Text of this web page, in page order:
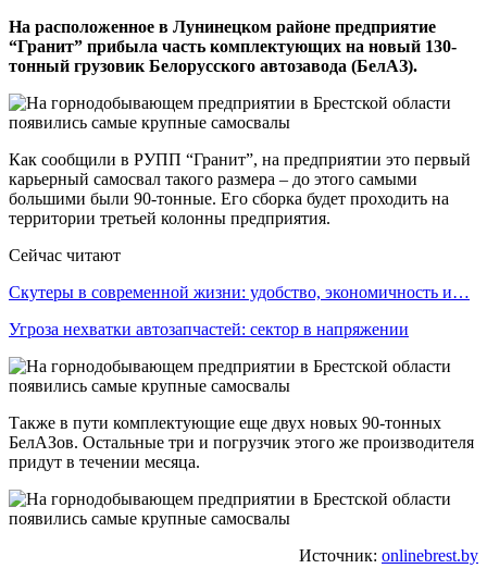
На расположенное в Лунинецком районе предприятие
“Гранит” прибыла часть комплектующих на новый 130-
тонный грузовик Белорусского автозавода (БелАЗ).
Как сообщили в РУПП “Гранит”, на предприятии это первый
карьерный самосвал такого размера – до этого самыми
большими были 90-тонные. Его сборка будет проходить на
территории третьей колонны предприятия.
Сейчас читают
Скутеры в современной жизни: удобство, экономичность и…
Угроза нехватки автозапчастей: сектор в напряжении
Также в пути комплектующие еще двух новых 90-тонных
БелАЗов. Остальные три и погрузчик этого же производителя
придут в течении месяца.
Источник: onlinebrest.by